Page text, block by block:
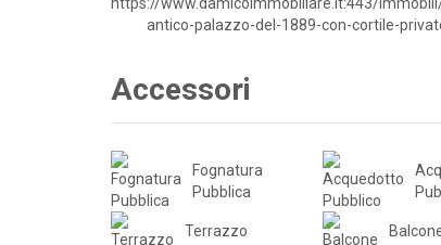
Accessori
Fognatura
Pubblica
Terrazzo